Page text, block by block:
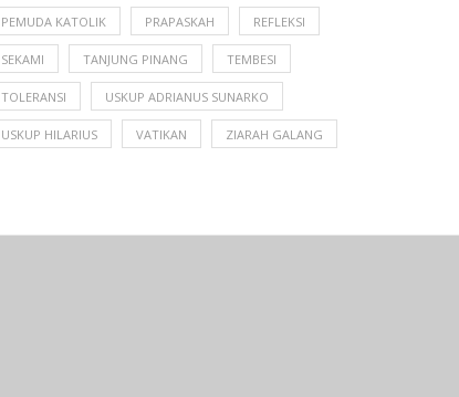
PEMUDA KATOLIK PRAPASKAH REFLEKSI
SEKAMI TANJUNG PINANG TEMBESI
TOLERANSI USKUP ADRIANUS SUNARKO
USKUP HILARIUS VATIKAN ZIARAH GALANG